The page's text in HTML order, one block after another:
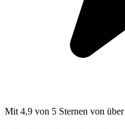
Mit 4,9 von 5 Sternen von über